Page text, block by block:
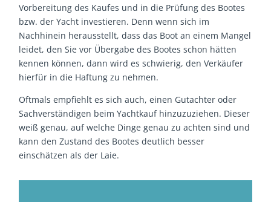
Vorbereitung des Kaufes und in die Prüfung des Bootes
bzw. der Yacht investieren. Denn wenn sich im
Nachhinein herausstellt, dass das Boot an einem Mangel
leidet, den Sie vor Übergabe des Bootes schon hätten
kennen können, dann wird es schwierig, den Verkäufer
hierfür in die Haftung zu nehmen.
Oftmals empfiehlt es sich auch, einen Gutachter oder
Sachverständigen beim Yachtkauf hinzuzuziehen. Dieser
weiß genau, auf welche Dinge genau zu achten sind und
kann den Zustand des Bootes deutlich besser
einschätzen als der Laie.